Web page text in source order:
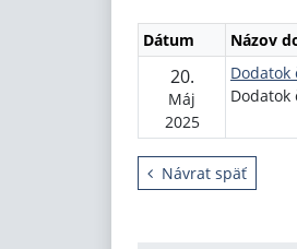
Dátum Názov
20.
Máj
2025
Dodatok
Dodatok
Návrat späť